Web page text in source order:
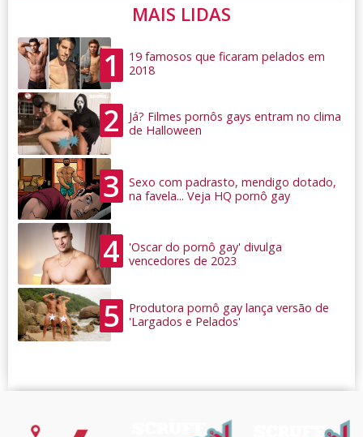
MAIS LIDAS
1
19 famosos que ficaram pelados em
2018
2
Já? Filmes pornôs gays entram no clima
de Halloween
3
Sexo com padrasto, mendigo dotado,
na favela... Veja HQ pornô gay
4
'Oscar do pornô gay' divulga
vencedores de 2023
5
Produtora pornô gay lança versão de
'Largados e Pelados'